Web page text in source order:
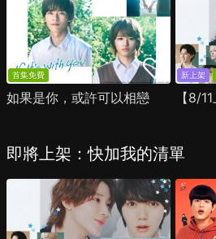
首集免費
如果是你，或許可以相戀
新上架
即將上架：快加我的清單